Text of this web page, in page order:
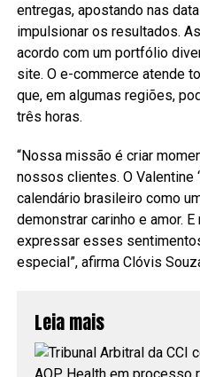
entregas, apostando nas
impulsionar os resultados.
acordo com um portfólio
site. O e-commerce atende
que, em algumas regiões,
três horas.
“Nossa missão é criar
nossos clientes. O Valentine
calendário brasileiro como
demonstrar carinho e amor.
expressar esses
especial”, afirma Clóvis
Leia mais